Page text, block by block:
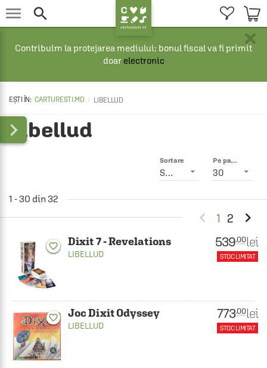
 
×
Contribuim la protejarea mediului: bonul fiscal va fi primit
doar electronic
CARTURESTI.MD LIBELLUD
Libellud

Pe pagină
30
Sortare
Smart
1 - 30 din 32
 1 2 
favorite_border Dixit 7 - Revelations
LIBELLUD
539.00 lei
STOC LIMITAT
favorite_border Joc Dixit Odyssey
LIBELLUD
773.00 lei
STOC LIMITAT